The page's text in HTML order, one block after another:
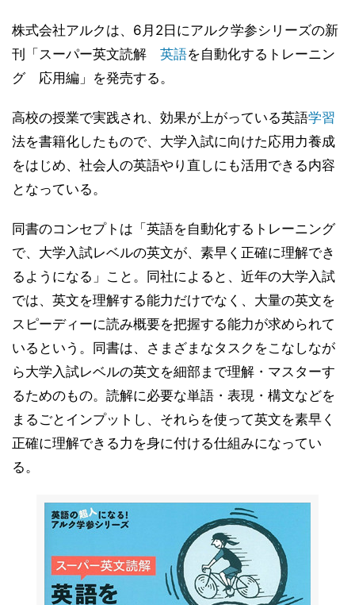
株式会社アルクは、6月2日にアルク学参シリーズの新
刊「スーパー英文読解 英語を自動化するトレーニン
グ 応用編」を発売する。
高校の授業で実践され、効果が上がっている英語学習
法を書籍化したもので、大学入試に向けた応用力養成
をはじめ、社会人の英語やり直しにも活用できる内容
となっている。
同書のコンセプトは「英語を自動化するトレーニング
で、大学入試レベルの英文が、素早く正確に理解でき
るようになる」こと。同社によると、近年の大学入試
では、英文を理解する能力だけでなく、大量の英文を
スピーディーに読み概要を把握する能力が求められて
いるという。同書は、さまざまなタスクをこなしなが
ら大学入試レベルの英文を細部まで理解・マスターす
るためのもの。読解に必要な単語・表現・構文などを
まるごとインプットし、それらを使って英文を素早く
正確に理解できる力を身に付ける仕組みになってい
る。